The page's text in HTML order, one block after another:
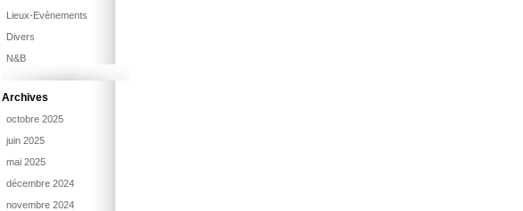
Lieux-Evènements
Divers
N&B
Archives
octobre 2025
juin 2025
mai 2025
décembre 2024
novembre 2024